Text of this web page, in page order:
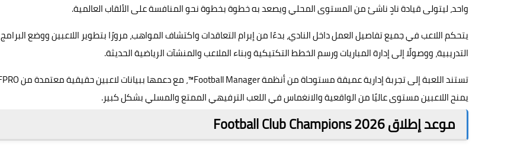
واحد، ليتولى قيادة نادٍ ناشئ من المستوى المحلي ويصعد به خطوة بخطوة نحو المنافسة على الألقاب العالمية.
يتحكم اللاعب في جميع تفاصيل العمل داخل النادي، بدءًا من إبرام التعاقدات واكتشاف المواهب، مرورًا بتطوير اللاعبين ووضع البرامج
التدريبية، ووصولًا إلى إدارة المباريات ورسم الخطط التكتيكية وبناء الملاعب والمنشآت الرياضية الحديثة.
يمنح اللاعبين مستوى عاليًا من الواقعية والانغماس في اللعب الترفيهي الممتع والمسلي بشكل كبير.
موعد إطلاق Football Club Champions 2026